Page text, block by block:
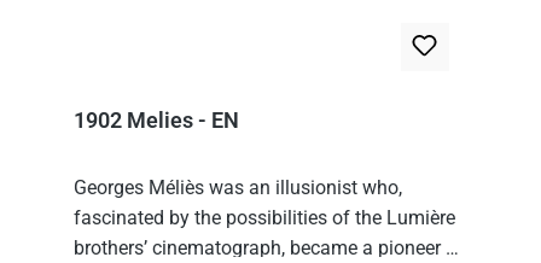
1902 Melies - EN
Georges Méliès was an illusionist who,
fascinated by the possibilities of the Lumière
brothers’ cinematograph, became a pioneer of